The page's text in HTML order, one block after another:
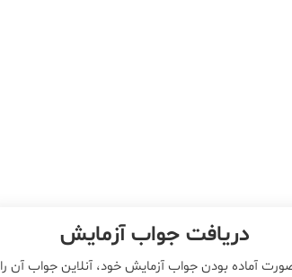
دریافت جواب آزمایش
آماده بودن جواب آزمایش خود، آنلاین جواب‌ آن را